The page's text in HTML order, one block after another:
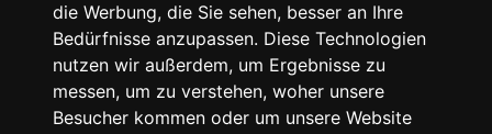
die Werbung, die Sie sehen, besser an Ihre
Bedürfnisse anzupassen. Diese Technologien
nutzen wir außerdem, um Ergebnisse zu
messen, um zu verstehen, woher unsere
Besucher kommen oder um unsere Website